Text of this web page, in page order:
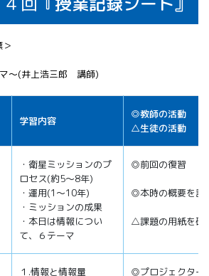
～(井上浩三郎 講師)
学習内容
◎教師の活動
△生徒の活動
・衛星ミッションのプ
ロセス(約5～8年)
・運用(1～10年)
・ミッションの成果
・本日は情報につい
て、６テーマ
◎前回の復習
◎本時の概要を説
△課題の用紙を確
１.情報と情報量 ◎プロジェクター